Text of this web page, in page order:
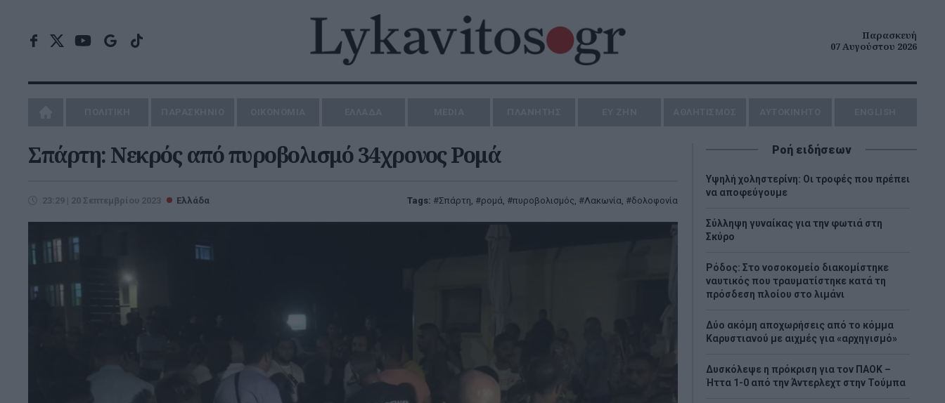
Παρασκευή
07 Αυγούστου 2026
Σπάρτη: Νεκρός από πυροβολισμό 34χρονος Ρομά
23:29 | 20 Σεπτεμβρίου 2023 Ελλάδα Tags: Σπάρτη, ρομά, πυροβολισμός, Λακωνία, δολοφονία
Ροή ειδήσεων
Υψηλή χοληστερίνη: Οι τροφές που πρέπει
να αποφεύγουμε
Σύλληψη γυναίκας για την φωτιά στη
Σκύρο
Ρόδος: Στο νοσοκομείο διακομίστηκε
ναυτικός που τραυματίστηκε κατά τη
πρόσδεση πλοίου στο λιμάνι
Δύο ακόμη αποχωρήσεις από το κόμμα
Καρυστιανού με αιχμές για «αρχηγισμό»
Δυσκόλεψε η πρόκριση για τον ΠΑΟΚ –
Ήττα 1-0 από την Άντερλεχτ στην Τούμπα